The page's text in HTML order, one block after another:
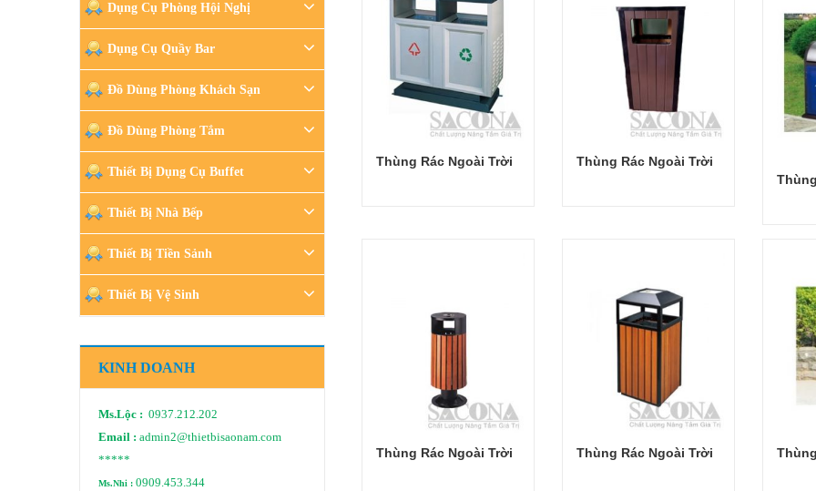
Thùng Rác Ngoài Trời Thùng Rác Ngoài Trời
Thùng Rác Ngoài Trời Thùng Rác Ngoài Trời
Dụng Cụ Phòng Hội Nghị
Dụng Cụ Quầy Bar
Đồ Dùng Phòng Khách Sạn
Đồ Dùng Phòng Tắm
Thiết Bị Dụng Cụ Buffet
Thiết Bị Nhà Bếp
Thiết Bị Tiền Sảnh
Thiết Bị Vệ Sinh
KINH DOANH
Ms.Lộc : 0937.212.202
Email : admin2@thietbisaonam.com
*****
Ms.Nhi : 0909.453.344